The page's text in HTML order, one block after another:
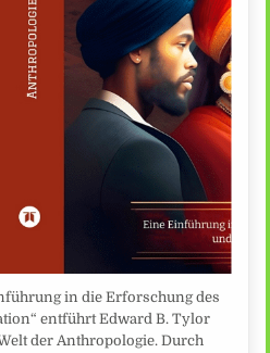
in die Erforschung des
entführt Edward B. Tylor
der Anthropologie. Durch